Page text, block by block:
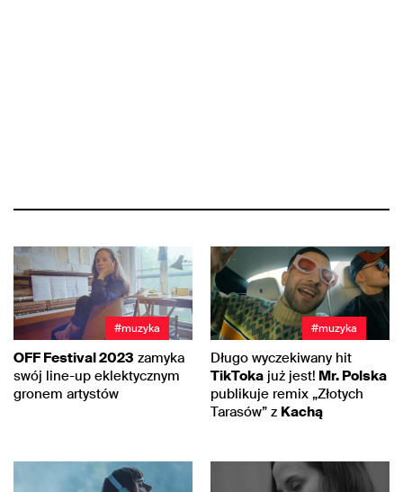
#muzyka
OFF Festival 2023 zamyka
swój line-up eklektycznym
gronem artystów
#muzyka
Długo wyczekiwany hit
TikToka już jest! Mr. Polska
publikuje remix „Złotych
Tarasów” z Kachą